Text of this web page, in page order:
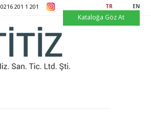
0216 201 1 201 TR EN
Kataloğa Göz At